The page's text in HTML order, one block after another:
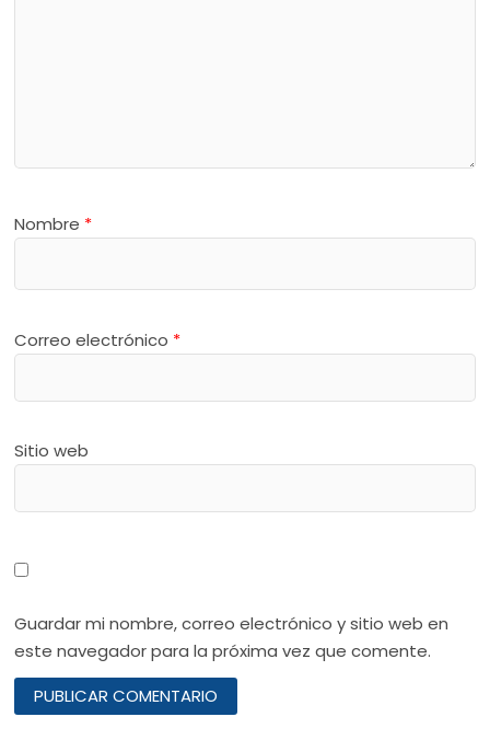
Nombre *
Correo electrónico *
Sitio web
Guardar mi nombre, correo electrónico y sitio web en
este navegador para la próxima vez que comente.